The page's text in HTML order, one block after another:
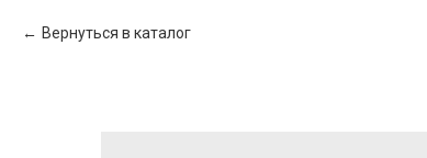
Вернуться в каталог